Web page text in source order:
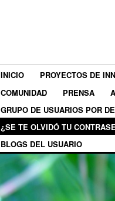
INICIO PROYECTOS DE
COMUNIDAD
PRENSA
GRUPO DE USUARIOS POR
¿SE TE OLVIDÓ TU
BLOGS DEL USUARIO